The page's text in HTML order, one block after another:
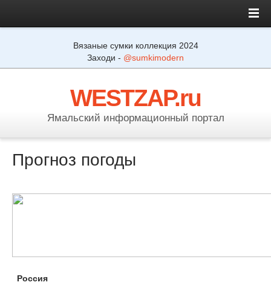
Вязаные сумки коллекция 2024
Заходи - @sumkimodern
WESTZAP.ru
Ямальский информационный портал
Прогноз погоды
Россия